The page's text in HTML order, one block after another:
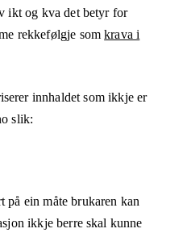
ikt og kva det betyr for
rekkefølgje somkrava i
innhaldet som ikkje er
slik:
på ein måte brukaren kan
ikkje berre skal kunne